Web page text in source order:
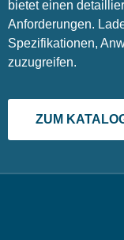
bietet einen
Anforderungen.
Spezifikationen,
zuzugreifen.
ZUM